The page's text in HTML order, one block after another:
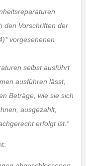
den Vorschriften der
vorgesehenen
selbst ausführt
ausführen lässt,
Beträge, wie sie sich
ausgezahlt,
erfolgt ist.“